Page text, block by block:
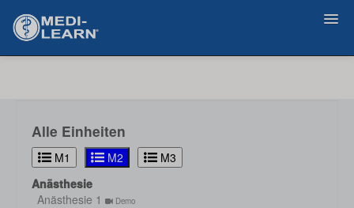
Alle Einheiten
M1 M2
M3
Anästhesie
Anästhesie 1
Demo